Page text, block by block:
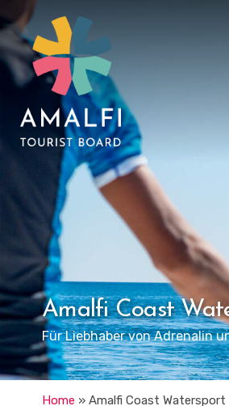
Amalfi Coast
Für Liebhaber von Adrenalin
Home » Amalfi Coast Watersport